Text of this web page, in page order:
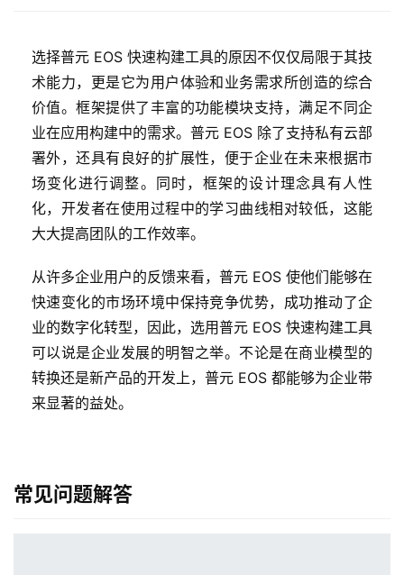
产
解
决
生
选择普元 EOS 快速构建工具的原因不仅仅局限于其技
术能力，更是它为用户体验和业务需求所创造的综合
价值。框架提供了丰富的功能模块支持，满足不同企
业在应用构建中的需求。普元 EOS 除了支持私有云部
署外，还具有良好的扩展性，便于企业在未来根据市
场变化进行调整。同时，框架的设计理念具有人性
化，开发者在使用过程中的学习曲线相对较低，这能
大大提高团队的工作效率。
从许多企业用户的反馈来看，普元 EOS 使他们能够在
快速变化的市场环境中保持竞争优势，成功推动了企
业的数字化转型，因此，选用普元 EOS 快速构建工具
可以说是企业发展的明智之举。不论是在商业模型的
转换还是新产品的开发上，普元 EOS 都能够为企业带
来显著的益处。
常见问题解答